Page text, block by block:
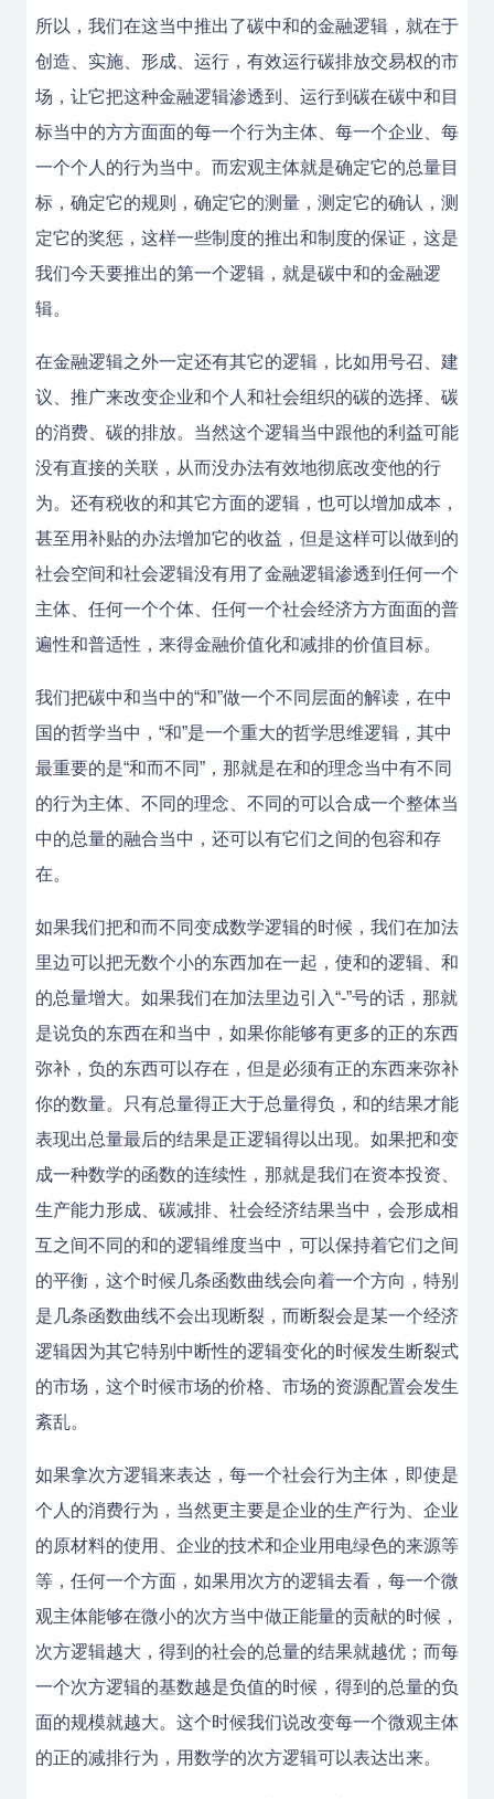
所以，我们在这当中推出了碳中和的金融逻辑，就在于
创造、实施、形成、运行，有效运行碳排放交易权的市
场，让它把这种金融逻辑渗透到、运行到碳在碳中和目
标当中的方方面面的每一个行为主体、每一个企业、每
一个个人的行为当中。而宏观主体就是确定它的总量目
标，确定它的规则，确定它的测量，测定它的确认，测
定它的奖惩，这样一些制度的推出和制度的保证，这是
我们今天要推出的第一个逻辑，就是碳中和的金融逻
辑。
在金融逻辑之外一定还有其它的逻辑，比如用号召、建
议、推广来改变企业和个人和社会组织的碳的选择、碳
的消费、碳的排放。当然这个逻辑当中跟他的利益可能
没有直接的关联，从而没办法有效地彻底改变他的行
为。还有税收的和其它方面的逻辑，也可以增加成本，
甚至用补贴的办法增加它的收益，但是这样可以做到的
社会空间和社会逻辑没有用了金融逻辑渗透到任何一个
主体、任何一个个体、任何一个社会经济方方面面的普
遍性和普适性，来得金融价值化和减排的价值目标。
我们把碳中和当中的“和”做一个不同层面的解读，在中
国的哲学当中，“和”是一个重大的哲学思维逻辑，其中
最重要的是“和而不同”，那就是在和的理念当中有不同
的行为主体、不同的理念、不同的可以合成一个整体当
中的总量的融合当中，还可以有它们之间的包容和存
在。
如果我们把和而不同变成数学逻辑的时候，我们在加法
里边可以把无数个小的东西加在一起，使和的逻辑、和
的总量增大。如果我们在加法里边引入“-”号的话，那就
是说负的东西在和当中，如果你能够有更多的正的东西
弥补，负的东西可以存在，但是必须有正的东西来弥补
你的数量。只有总量得正大于总量得负，和的结果才能
表现出总量最后的结果是正逻辑得以出现。如果把和变
成一种数学的函数的连续性，那就是我们在资本投资、
生产能力形成、碳减排、社会经济结果当中，会形成相
互之间不同的和的逻辑维度当中，可以保持着它们之间
的平衡，这个时候几条函数曲线会向着一个方向，特别
是几条函数曲线不会出现断裂，而断裂会是某一个经济
逻辑因为其它特别中断性的逻辑变化的时候发生断裂式
的市场，这个时候市场的价格、市场的资源配置会发生
紊乱。
如果拿次方逻辑来表达，每一个社会行为主体，即使是
个人的消费行为，当然更主要是企业的生产行为、企业
的原材料的使用、企业的技术和企业用电绿色的来源等
等，任何一个方面，如果用次方的逻辑去看，每一个微
观主体能够在微小的次方当中做正能量的贡献的时候，
次方逻辑越大，得到的社会的总量的结果就越优；而每
一个次方逻辑的基数越是负值的时候，得到的总量的负
面的规模就越大。这个时候我们说改变每一个微观主体
的正的减排行为，用数学的次方逻辑可以表达出来。